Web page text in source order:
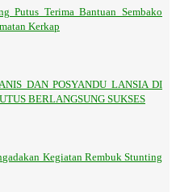
Putus Terima Bantuan Sembako
Kerkap
DAN POSYANDU LANSIA DI
BERLANGSUNG SUKSES
Kegiatan Rembuk Stunting